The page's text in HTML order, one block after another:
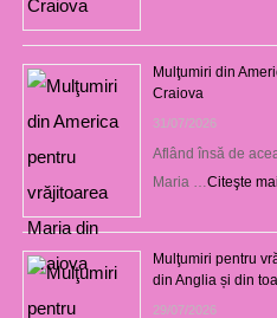
Mulţumiri din
Craiova
31/07/2026
Aflând însă de
Maria … Citeşte
Mulţumiri pentru
din Anglia și din
29/07/2026